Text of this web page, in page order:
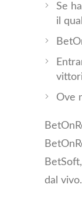
Se
il
Ove
dal